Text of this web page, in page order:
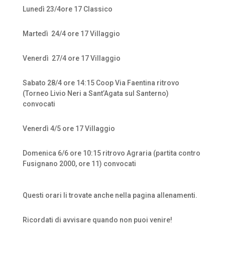
Lunedì 23/4ore 17 Classico
Martedì 24/4 ore 17 Villaggio
Venerdì 27/4 ore 17 Villaggio
Sabato 28/4 ore 14:15 Coop Via Faentina ritrovo
(Torneo Livio Neri a Sant’Agata sul Santerno)
convocati
Venerdì 4/5 ore 17 Villaggio
Domenica 6/6 ore 10:15 ritrovo Agraria (partita contro
Fusignano 2000, ore 11) convocati
Questi orari li trovate anche nella pagina allenamenti.
Ricordati di avvisare quando non puoi venire!